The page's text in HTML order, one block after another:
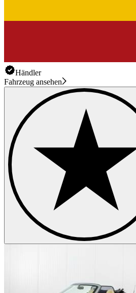
Händler
Fahrzeug ansehen